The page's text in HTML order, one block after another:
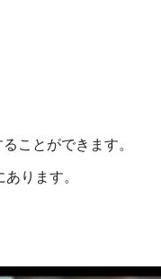
ことができます。
ります。